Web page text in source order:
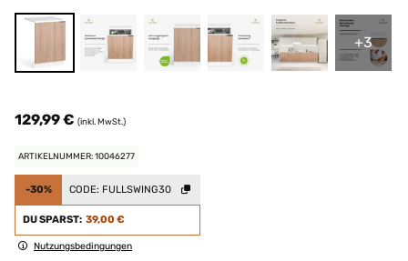
+3
129,99 € (inkl. MwSt.)
ARTIKELNUMMER: 10046277
-30% CODE: FULLSWING30
DU SPARST: 39,00 €
Nutzungsbedingungen